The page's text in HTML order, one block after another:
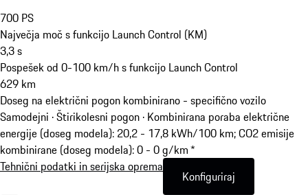
700 PS
Največja moč s funkcijo Launch Control (KM)
3,3s
Pospešek od 0-100 km/h s funkcijo Launch Control
629 km
Doseg na električni pogon kombinirano - specifično vozilo
Samodejni · Štirikolesni pogon · Kombinirana poraba električne
energije (doseg modela): 20,2 - 17,8 kWh/100 km; CO2 emisije
kombinirane (doseg modela): 0 - 0 g/km *
Tehnični podatki in serijska oprema
Konfiguriraj